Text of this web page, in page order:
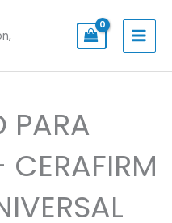
PARA